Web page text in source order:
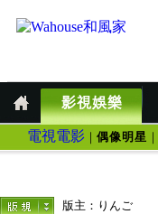
影視娛樂
電視電影 ｜ 偶像明星 ｜
版主： りんご